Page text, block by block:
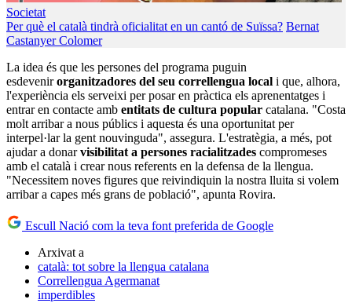
Societat
Per què el català tindrà oficialitat en un cantó de Suïssa? Bernat
Castanyer Colomer
La idea és que les persones del programa puguin
esdevenirorganitzadores del seu correllengua local i que, alhora,
l'experiència els serveixi per posar en pràctica els aprenentatges i
entrar en contacte amb entitats de cultura popular catalana. "Costa
molt arribar a nous públics i aquesta és una oportunitat per
interpel·lar la gent nouvinguda", assegura. L'estratègia, a més, pot
ajudar a donarvisibilitat a persones racialitzades compromeses
amb el català i crear nous referents en la defensa de la llengua.
"Necessitem noves figures que reivindiquin la nostra lluita si volem
arribar a capes més grans de població", apunta Rovira.
Escull Nació com la teva font preferida de Google
Arxivat a
català: tot sobre la llengua catalana
Correllengua Agermanat
imperdibles